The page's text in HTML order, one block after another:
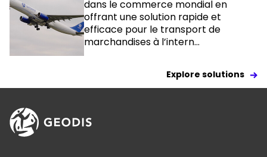
dans le commerce mondial en
offrant une solution rapide et
efficace pour le transport de
marchandises à l’intern...
Explore solutions